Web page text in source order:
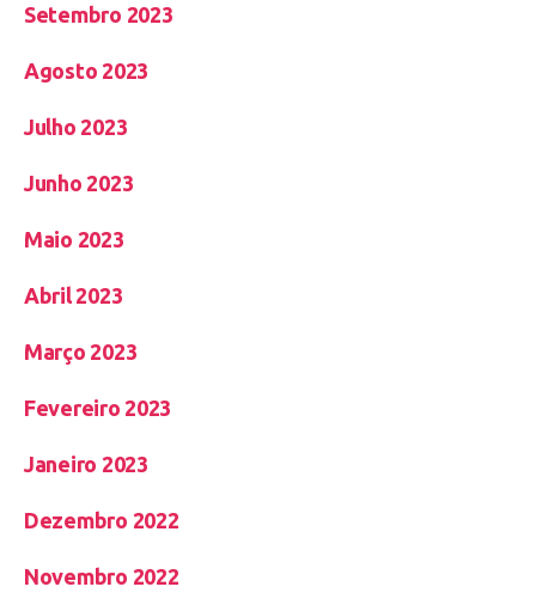
Setembro 2023
Agosto 2023
Julho 2023
Junho 2023
Maio 2023
Abril 2023
Março 2023
Fevereiro 2023
Janeiro 2023
Dezembro 2022
Novembro 2022